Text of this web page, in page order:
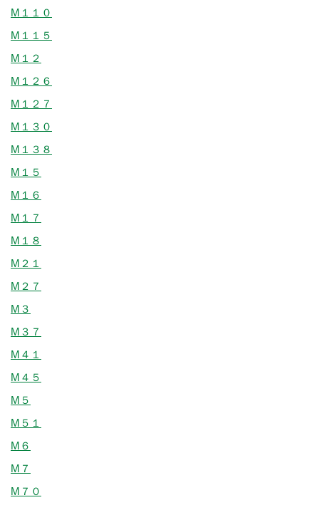
M１１０
M１１５
M１２
M１２６
M１２７
M１３０
M１３８
M１５
M１６
M１７
M１８
M２１
M２７
M３
M３７
M４１
M４５
M５
M５１
M６
M７
M７０